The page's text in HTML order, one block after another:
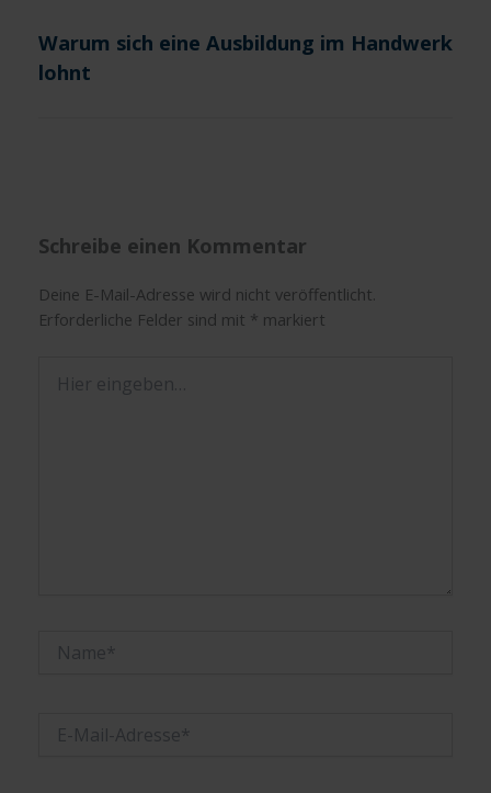
Warum sich eine Ausbildung im Handwerk
lohnt
Schreibe einen Kommentar
Deine E-Mail-Adresse wird nicht veröffentlicht.
Erforderliche Felder sind mit * markiert
eingeben…
Mail-